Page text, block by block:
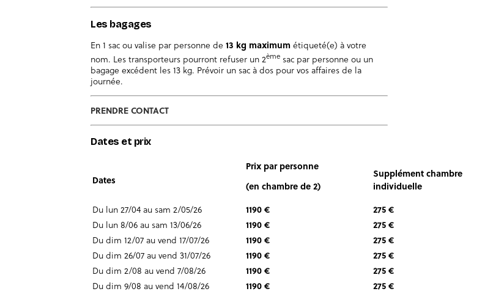
Les bagages
En 1 sac ou valise par personne de 13 kg maximum étiqueté(e) à votre
nom. Les transporteurs pourront refuser un 2ème sac par personne ou un
bagage excédent les 13 kg. Prévoir un sac à dos pour vos affaires de la
journée.
PRENDRE CONTACT
Dates et prix
Dates
Prix par personne
(en chambre de 2)
Supplément chambre
individuelle
Du lun 27/04 au sam 2/05/26
1190 €
275 €
Du lun 8/06 au sam 13/06/26
1190 €
275 €
Du dim 12/07 au vend 17/07/26
1190 €
275 €
Du dim 26/07 au vend 31/07/26
1190 €
275 €
Du dim 2/08 au vend 7/08/26
1190 €
275 €
Du dim 9/08 au vend 14/08/26
1190 € 275 €